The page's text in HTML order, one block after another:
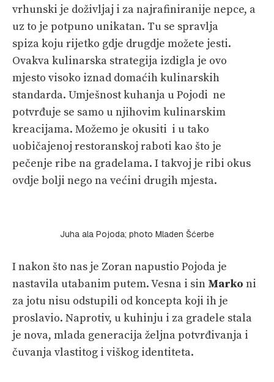
vrhunski je doživljaj i za najrafiniranije nepce, a
uz to je potpuno unikatan. Tu se spravlja
spiza koju rijetko gdje drugdje možete jesti.
Ovakva kulinarska strategija izdigla je ovo
mjesto visoko iznad domaćih kulinarskih
standarda. Umješnost kuhanja u Pojodi ne
potvrđuje se samo u njihovim kulinarskim
kreacijama. Možemo je okusiti i u tako
uobičajenoj restoranskoj raboti kao što je
pečenje ribe na gradelama. I takvoj je ribi okus
ovdje bolji nego na većini drugih mjesta.
Juha ala Pojoda; photo Mladen Šćerbe
I nakon što nas je Zoran napustio Pojoda je
nastavila utabanim putem. Vesna i sin Marko ni
za jotu nisu odstupili od koncepta koji ih je
proslavio. Naprotiv, u kuhinju i za gradele stala
je nova, mlada generacija željna potvrđivanja i
čuvanja vlastitog i viškog identiteta.